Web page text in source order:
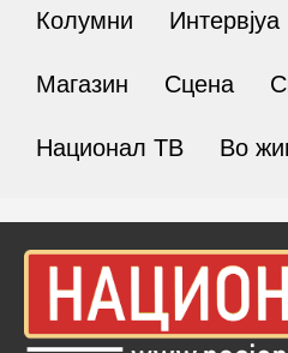
Колумни Интервјуа
Магазин Сцена
Национал ТВ Во